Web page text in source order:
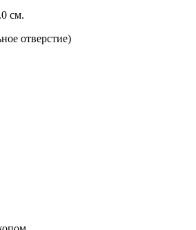
см.
отверстие)